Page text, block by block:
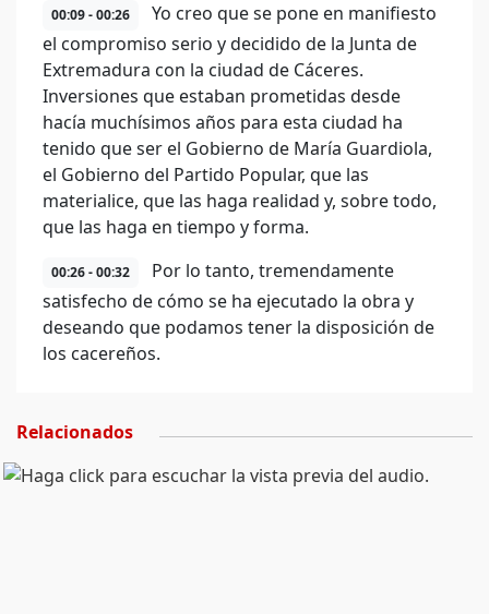
00:09 - 00:26
Yo creo que se pone en manifiesto
el compromiso serio y decidido de la Junta de
Extremadura con la ciudad de Cáceres.
Inversiones que estaban prometidas desde
hacía muchísimos años para esta ciudad ha
tenido que ser el Gobierno de María Guardiola,
el Gobierno del Partido Popular, que las
materialice, que las haga realidad y, sobre todo,
que las haga en tiempo y forma.
00:26 - 00:32
Por lo tanto, tremendamente
satisfecho de cómo se ha ejecutado la obra y
deseando que podamos tener la disposición de
los cacereños.
Relacionados